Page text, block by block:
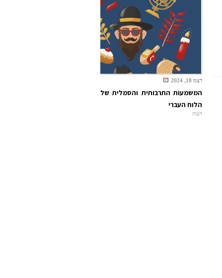
דצמ 18, 2024
המשמעות התרבותית והסמלית של
הלוח העברי
דעות